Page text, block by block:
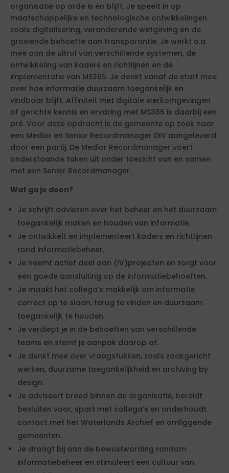
organisatie op orde is én blijft. Je speelt in op
maatschappelijke en technologische ontwikkelingen
zoals digitalisering, veranderende wetgeving en de
groeiende behoefte aan transparantie. Je werkt o.a.
mee aan de uitrol van verschillende systemen, de
ontwikkeling van kaders en richtlijnen en de
implementatie van MS365. Je denkt vanaf de start mee
over hoe informatie duurzaam toegankelijk en
vindbaar blijft. Affiniteit met digitale werkomgevingen
of gerichte kennis en ervaring met MS365 is daarbij een
pré. Voor deze opdracht is de gemeente op zoek naar
een Medior en Senior Recordmanager DIV aangeleverd
door een partij. De Medior Recordmanager voert
onderstaande taken uit onder toezicht van en samen
met een Senior Recordmanager.
Wat ga je doen?
Je schrijft adviezen over het beheer en het duurzaam
toegankelijk maken en houden van informatie.
Je ontwikkelt en implementeert kaders en richtlijnen
rond informatiebeheer.
Je neemt actief deel aan (IV)projecten en zorgt voor
een goede aansluiting op de informatiebehoeften.
Je maakt het collega’s makkelijk om informatie
correct op te slaan, terug te vinden en duurzaam
toegankelijk te houden.
Je verdiept je in de behoeften van verschillende
teams en stemt je aanpak daarop af.
Je denkt mee over vraagstukken, zoals zaakgericht
werken, duurzame toegankelijkheid en archiving by
design.
Je adviseert breed binnen de organisatie, bereidt
besluiten voor, spart met collega’s en onderhoudt
contact met het Waterlands Archief en omliggende
gemeenten.
Je draagt bij aan de bewustwording rondom
informatiebeheer en stimuleert een cultuur van